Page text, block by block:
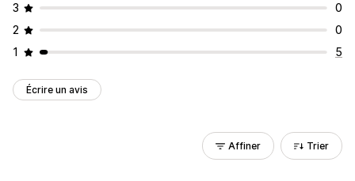
3
0
2
0
1
5
Écrire un avis
Affiner Trier